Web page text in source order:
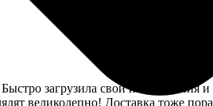
загрузила свои изображения и
великолепно! Доставка тоже